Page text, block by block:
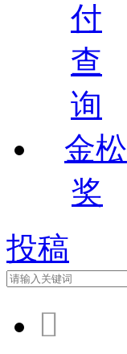
付
查
询
金松
奖
投稿
